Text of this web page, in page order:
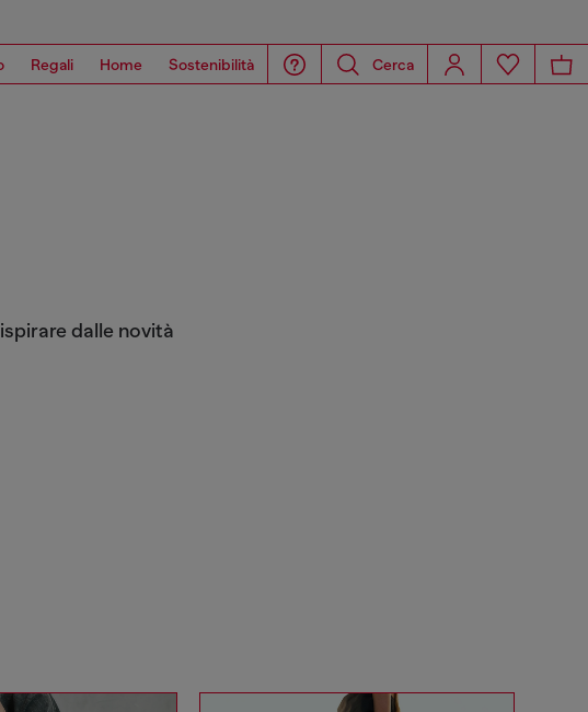
Regali Home Sostenibilità Cerca
dalle novità